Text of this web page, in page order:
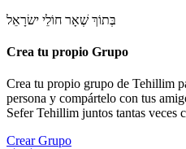
בְּתוֹךְ שְׁאָר חוֹלֵי ישׂרָאֵל
Crea tu propio Grupo
Crea tu propio grupo de Tehillim
persona y compártelo con tus
Sefer Tehillim juntos tantas veces
Crear Grupo